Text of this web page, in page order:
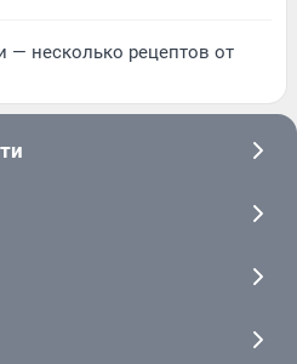
— несколько рецептов от